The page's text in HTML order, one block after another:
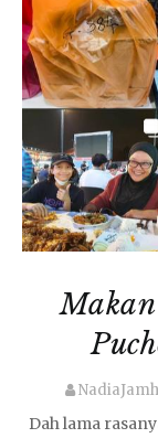
Dah lama